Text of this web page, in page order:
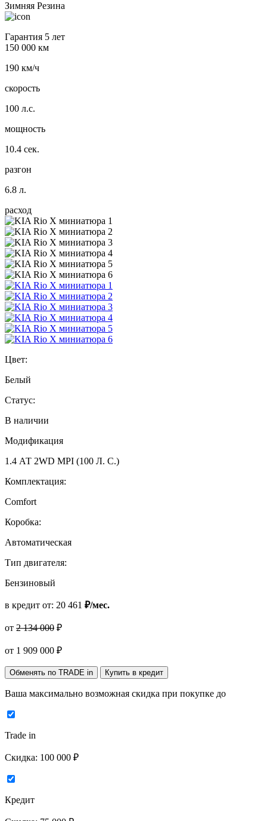
Зимняя Резина
Гарантия 5 лет
150 000 км
190 км/ч
скорость
100 л.с.
мощность
10.4 сек.
разгон
6.8 л.
расход
Цвет:
Белый
Статус:
В наличии
Модификация
1.4 АТ 2WD MPI (100 Л. C.)
Комплектация:
Comfort
Коробка:
Автоматическая
Тип двигателя:
Бензиновый
в кредит от: 20 461 ₽/мес.
от 2 134 000 ₽
от 1 909 000 ₽
Обменять по TRADE in Купить в кредит
Ваша максимально возможная скидка при покупке до
Trade in
Скидка: 100 000 ₽
Кредит